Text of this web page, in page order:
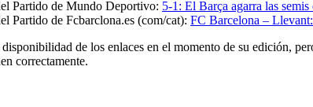
Partido de Mundo Deportivo: 5-1: El Barça agarra las
Partido de Fcbarclona.es (com/cat): FC Barcelona –
de los enlaces en el momento de su edición,
correctamente.